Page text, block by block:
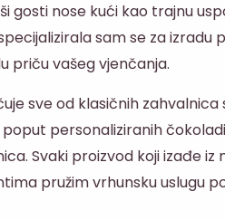
gosti nose kući kao trajnu
sam se za izradu
priču vašeg vjenčanja.
sve od klasičnih
personaliziranih
Svaki proizvod koji izađe
pružim vrhunsku uslugu